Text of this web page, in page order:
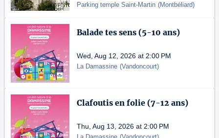
Parking temple Saint-Martin (Montbéliard)
Balade tes sens (5-10 ans)
Wed, Aug 12, 2026 at 2:00 PM
La Damassine (Vandoncourt)
Clafoutis en folie (7-12 ans)
Thu, Aug 13, 2026 at 2:00 PM